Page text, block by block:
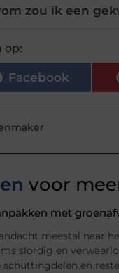
zou ik een
op:
Facebook
voor
met
meestal naar
slordig en
en